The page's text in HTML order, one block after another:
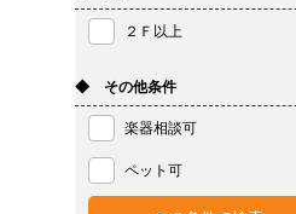
２Ｆ以上
◆ その他条件
楽器相談可
ペット可